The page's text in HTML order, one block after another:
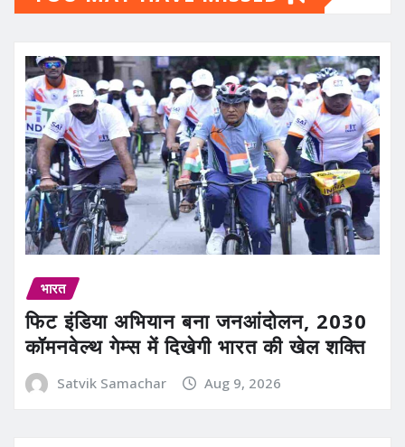
भारत
फिट इंडिया अभियान बना जनआंदोलन, 2030
कॉमनवेल्थ गेम्स में दिखेगी भारत की खेल शक्ति
Satvik Samachar Aug 9, 2026